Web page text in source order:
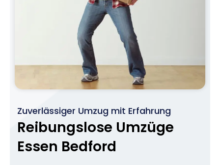
Zuverlässiger Umzug mit Erfahrung
Reibungslose Umzüge
Essen Bedford